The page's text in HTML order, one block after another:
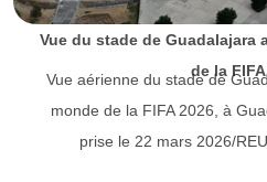
Vue du stade de Guadalajara
de la
Vue aérienne du stade de
monde de la FIFA 2026, à
prise le 22 mars 2026/